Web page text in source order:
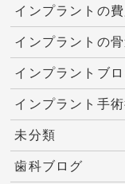
インプラントの
インプラントの
インプラントブ
インプラント手
未分類
歯科ブログ